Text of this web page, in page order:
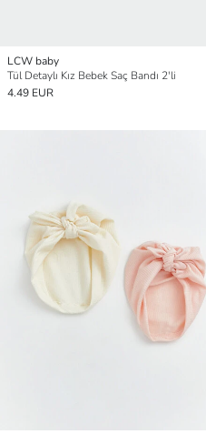
LCW baby
Tül Detaylı Kız Bebek Saç Bandı 2'li
4.49 EUR